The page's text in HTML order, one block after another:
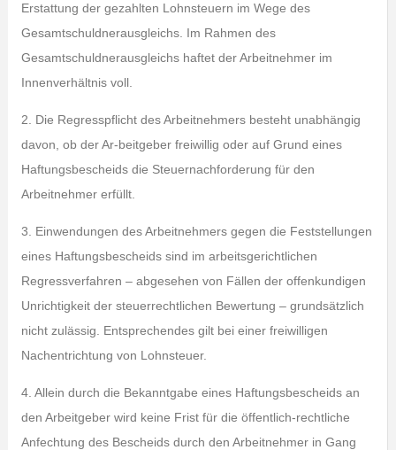
Erstattung der gezahlten Lohnsteuern im Wege des
Gesamtschuldnerausgleichs. Im Rahmen des
Gesamtschuldnerausgleichs haftet der Arbeitnehmer im
Innenverhältnis voll.
2. Die Regresspflicht des Arbeitnehmers besteht unabhängig
davon, ob der Ar-beitgeber freiwillig oder auf Grund eines
Haftungsbescheids die Steuernachforderung für den
Arbeitnehmer erfüllt.
3. Einwendungen des Arbeitnehmers gegen die Feststellungen
eines Haftungsbescheids sind im arbeitsgerichtlichen
Regressverfahren – abgesehen von Fällen der offenkundigen
Unrichtigkeit der steuerrechtlichen Bewertung – grundsätzlich
nicht zulässig. Entsprechendes gilt bei einer freiwilligen
Nachentrichtung von Lohnsteuer.
4. Allein durch die Bekanntgabe eines Haftungsbescheids an
den Arbeitgeber wird keine Frist für die öffentlich-rechtliche
Anfechtung des Bescheids durch den Arbeitnehmer in Gang